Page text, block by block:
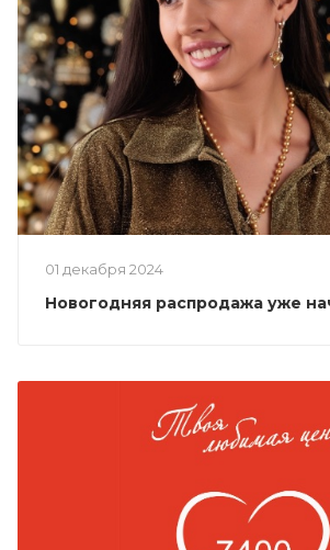
01 декабря 2024
Новогодняя распродажа уже